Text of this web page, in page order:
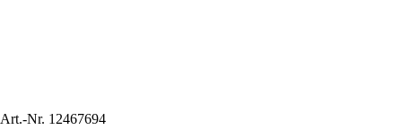
Art.-Nr. 12467694